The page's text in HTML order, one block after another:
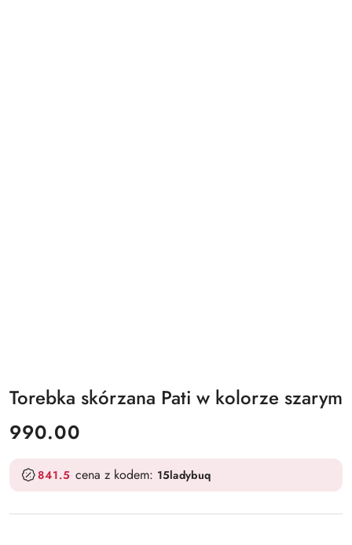
Torebka skórzana Pati w kolorze szarym
cena:
990.00
841.5 cena z kodem: 15ladybuq